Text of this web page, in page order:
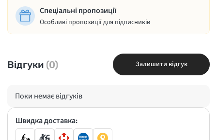
Спеціальні пропозиції
Особливі пропозиції для підписників
Відгуки (0) Залишити відгук
Поки немає відгуків
Швидка доставка: